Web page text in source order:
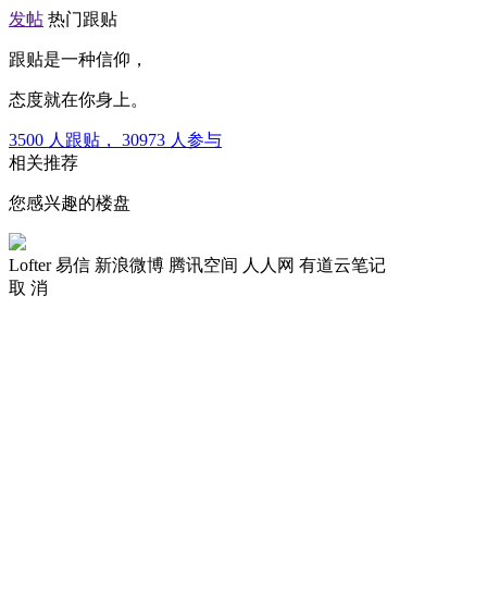
发帖 热门跟贴
跟贴是一种信仰，
态度就在你身上。
3500 人跟贴， 30973 人参与
相关推荐
您感兴趣的楼盘
Lofter 易信 新浪微博 腾讯空间 人人网 有道云笔记
取 消